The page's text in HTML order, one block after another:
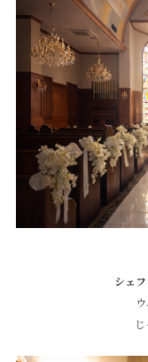
シェ